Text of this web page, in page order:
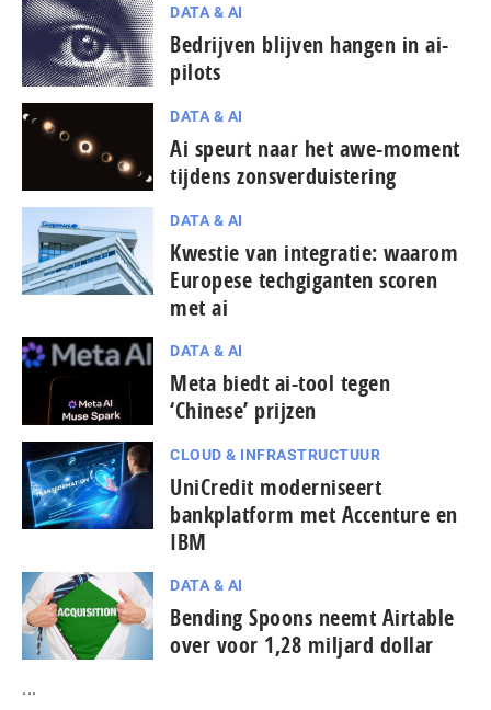
DATA & AI
Bedrijven blijven hangen in ai-
pilots
DATA & AI
Ai speurt naar het awe-moment
tijdens zons­ver­duis­te­ring
DATA & AI
Kwestie van integratie: waarom
Europese techgiganten scoren
met ai
DATA & AI
Meta biedt ai-tool tegen
‘Chinese’ prijzen
CLOUD & INFRASTRUCTUUR
UniCredit moderniseert
bankplatform met Accenture en
IBM
DATA & AI
Bending Spoons neemt Airtable
over voor 1,28 miljard dollar
...